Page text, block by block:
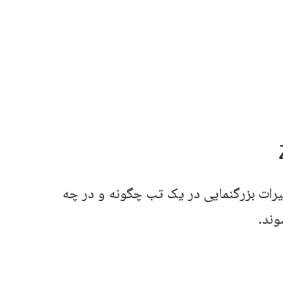
بزرگنمایی در یک تب چگونه و در چه